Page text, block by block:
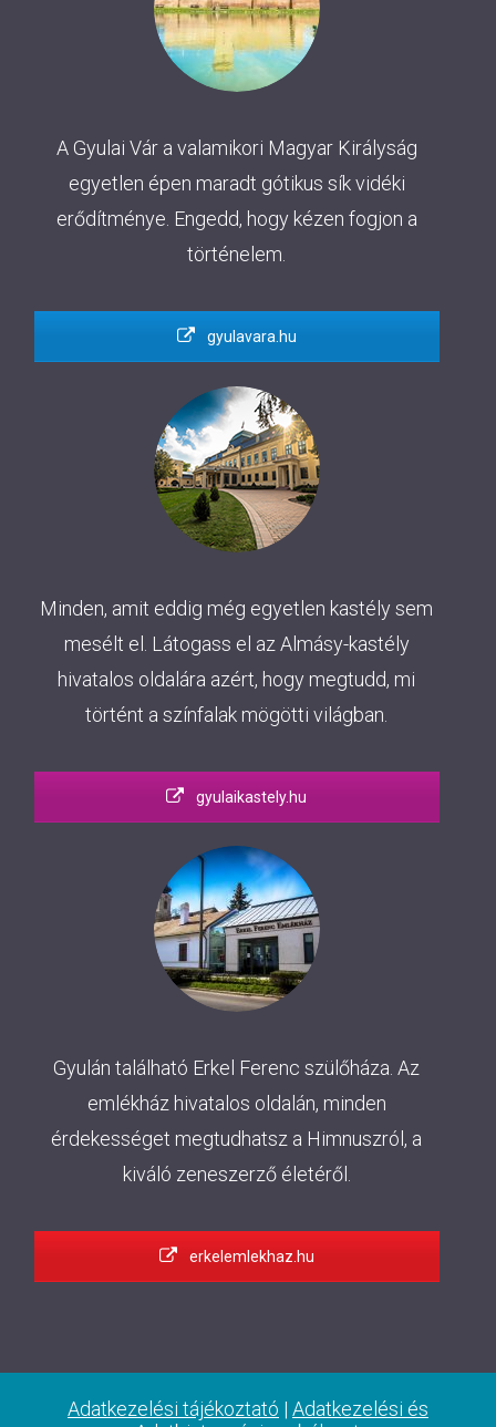
A Gyulai Vár a valamikori Magyar Királyság
egyetlen épen maradt gótikus sík vidéki
erődítménye. Engedd, hogy kézen fogjon a
történelem.
gyulavara.hu
Minden, amit eddig még egyetlen kastély sem
mesélt el. Látogass el az Almásy-kastély
hivatalos oldalára azért, hogy megtudd, mi
történt a színfalak mögötti világban.
gyulaikastely.hu
Gyulán található Erkel Ferenc szülőháza. Az
emlékház hivatalos oldalán, minden
érdekességet megtudhatsz a Himnuszról, a
kiváló zeneszerző életéről.
erkelemlekhaz.hu
Adatkezelési tájékoztató | Adatkezelési és